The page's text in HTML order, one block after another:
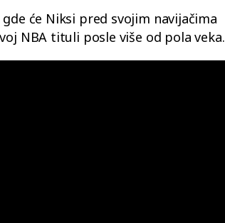
gde će Niksi pred svojim navijačima
NBA tituli posle više od pola veka.